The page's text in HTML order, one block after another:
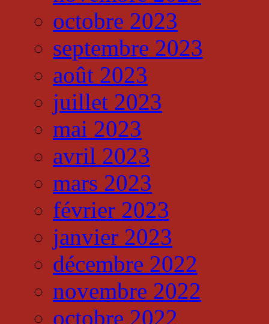
octobre 2023
septembre 2023
août 2023
juillet 2023
mai 2023
avril 2023
mars 2023
février 2023
janvier 2023
décembre 2022
novembre 2022
octobre 2022